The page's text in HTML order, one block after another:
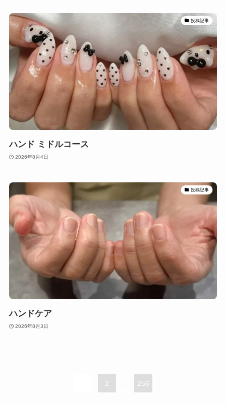
投稿記事
ハンド ミドルコース
2026年8月4日
投稿記事
ハンドケア
2026年8月3日
2 ... 256